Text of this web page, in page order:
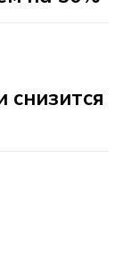
снизится